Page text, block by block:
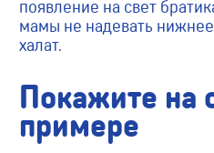
появление на свет
мамы не надевать
халат.
Покажите на
примере